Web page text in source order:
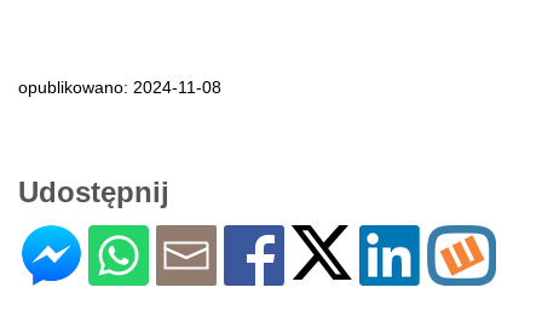
opublikowano: 2024-11-08
Udostępnij